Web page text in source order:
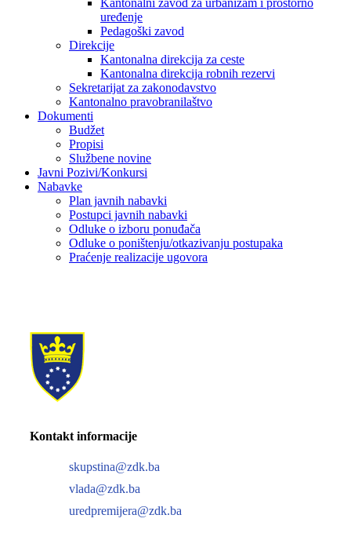
Kantonalni zavod za urbanizam i prostorno
uređenje
Pedagoški zavod
Direkcije
Kantonalna direkcija za ceste
Kantonalna direkcija robnih rezervi
Sekretarijat za zakonodavstvo
Kantonalno pravobranilaštvo
Dokumenti
Budžet
Propisi
Službene novine
Javni Pozivi/Konkursi
Nabavke
Plan javnih nabavki
Postupci javnih nabavki
Odluke o izboru ponuđača
Odluke o poništenju/otkazivanju postupaka
Praćenje realizacije ugovora
Kontakt informacije
skupstina@zdk.ba
vlada@zdk.ba
uredpremijera@zdk.ba